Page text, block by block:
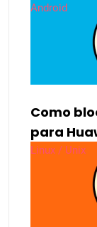
Android
Como
para
Linux / Unix